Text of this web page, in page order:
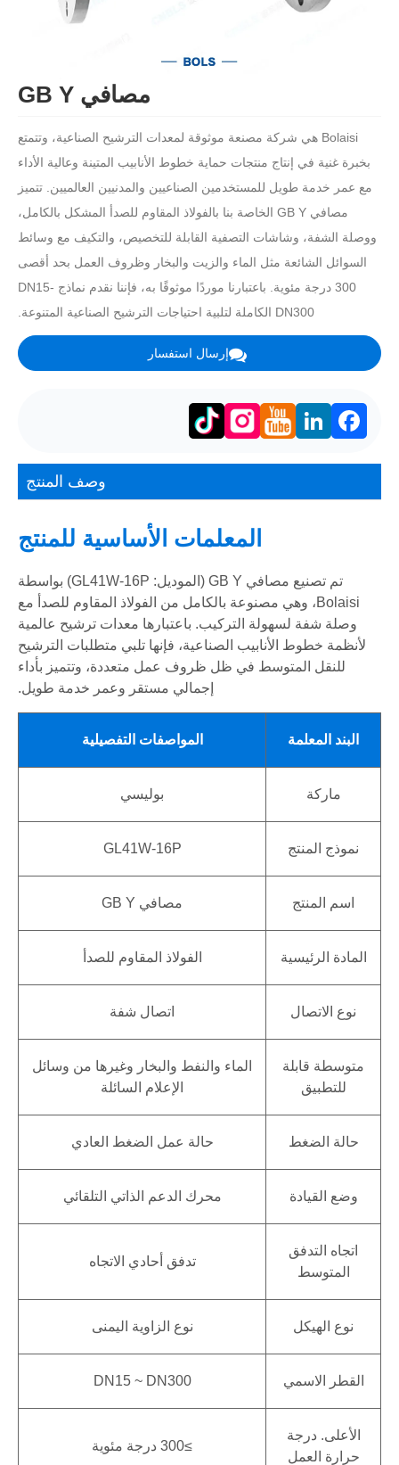
مصافي GB Y
Bolaisi هي شركة مصنعة موثوقة لمعدات الترشيح الصناعية، وتتمتع
بخبرة غنية في إنتاج منتجات حماية خطوط الأنابيب المتينة وعالية الأداء
مع عمر خدمة طويل للمستخدمين الصناعيين والمدنيين العالميين. تتميز
مصافي GB Y الخاصة بنا بالفولاذ المقاوم للصدأ المشكل بالكامل،
ووصلة الشفة، وشاشات التصفية القابلة للتخصيص، والتكيف مع وسائط
السوائل الشائعة مثل الماء والزيت والبخار وظروف العمل بحد أقصى
300 درجة مئوية. باعتبارنا موردًا موثوقًا به، فإننا نقدم نماذج DN15-
DN300 الكاملة لتلبية احتياجات الترشيح الصناعية المتنوعة.
إرسال استفسار
Facebook
LinkedIn
وصف المنتج
المعلمات الأساسية للمنتج
تم تصنيع مصافي GB Y (الموديل: GL41W-16P) بواسطة
Bolaisi، وهي مصنوعة بالكامل من الفولاذ المقاوم للصدأ مع
وصلة شفة لسهولة التركيب. باعتبارها معدات ترشيح عالمية
لأنظمة خطوط الأنابيب الصناعية، فإنها تلبي متطلبات الترشيح
للنقل المتوسط ​​في ظل ظروف عمل متعددة، وتتميز بأداء
إجمالي مستقر وعمر خدمة طويل.
البند المعلمة المواصفات التفصيلية
ماركة بوليسي
نموذج المنتج GL41W-16P
اسم المنتج مصافي GB Y
المادة الرئيسية الفولاذ المقاوم للصدأ
نوع الاتصال اتصال شفة
متوسطة قابلة
للتطبيق
الماء والنفط والبخار وغيرها من وسائل
الإعلام السائلة
حالة الضغط حالة عمل الضغط العادي
وضع القيادة محرك الدعم الذاتي التلقائي
اتجاه التدفق
المتوسط
تدفق أحادي الاتجاه
نوع الهيكل نوع الزاوية اليمنى
القطر الاسمي DN15 ~ DN300
الأعلى. درجة
حرارة العمل
≥300 درجة مئوية